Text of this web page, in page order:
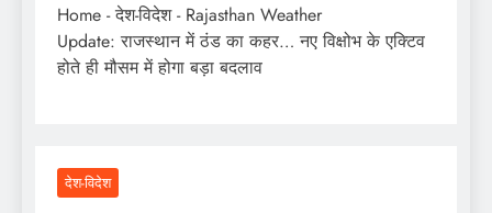
Home -देश-विदेश- Rajasthan Weather
Update: राजस्थान में ठंड का कहर… नए विक्षोभ के एक्टिव
होते ही मौसम में होगा बड़ा बदलाव
देश-विदेश